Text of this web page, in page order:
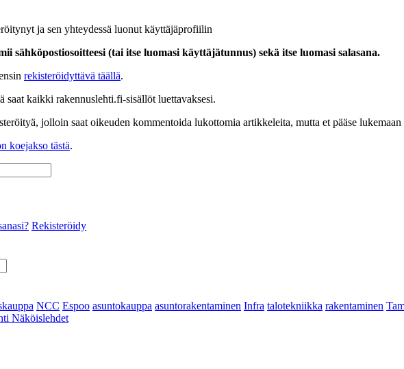
ja sen yhteydessä luonut käyttäjäprofiilin
sähköpostiosoitteesi (tai itse luomasi käyttäjätunnus) sekä itse luomasi salasana.
rekisteröidyttävä täällä.
saat kaikki rakennuslehti.fi-sisällöt luettavaksesi.
jolloin saat oikeuden kommentoida lukottomia artikkeleita, mutta et pääse
koejakso tästä.
Rekisteröidy
NCC Espoo asuntokauppa asuntorakentaminen Infra talotekniikka rakentaminen
Näköislehdet